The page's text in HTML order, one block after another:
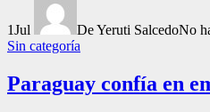
1Jul De Yeruti SalcedoNo
Sin categoría
Paraguay confía en